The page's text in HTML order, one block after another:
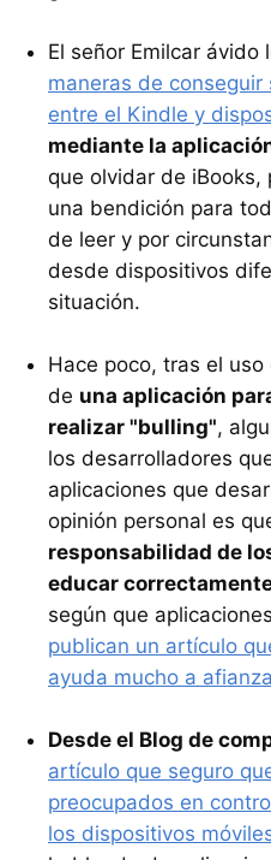
El señor Emilcar ávido
maneras de
entre el Kindle y
mediante la
que olvidar de
una bendición para
de leer y por
desde dispositivos
situación.
Hace poco, tras el
de una aplicación
realizar "bulling",
los desarrolladores
aplicaciones que
opinión personal es
responsabilidad de
educar
según que
publican un artículo
ayuda mucho a
Desde el Blog de
artículo que seguro
preocupados en
los dispositivos